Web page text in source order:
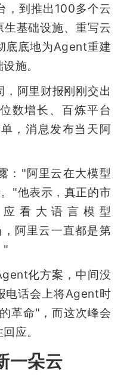
，到推出100多个云
基础设施、重写云
底底地为Agent重建
施。
阿里财报刚刚交出
数增长、百炼平台
，消息发布当天阿
："阿里云在大模型
"他表示，真正的市
看大语言模型
阿里云一直都是第
"
化方案，中间没
电话会上将Agent时
革命"，而这次峰会
应。
一朵云